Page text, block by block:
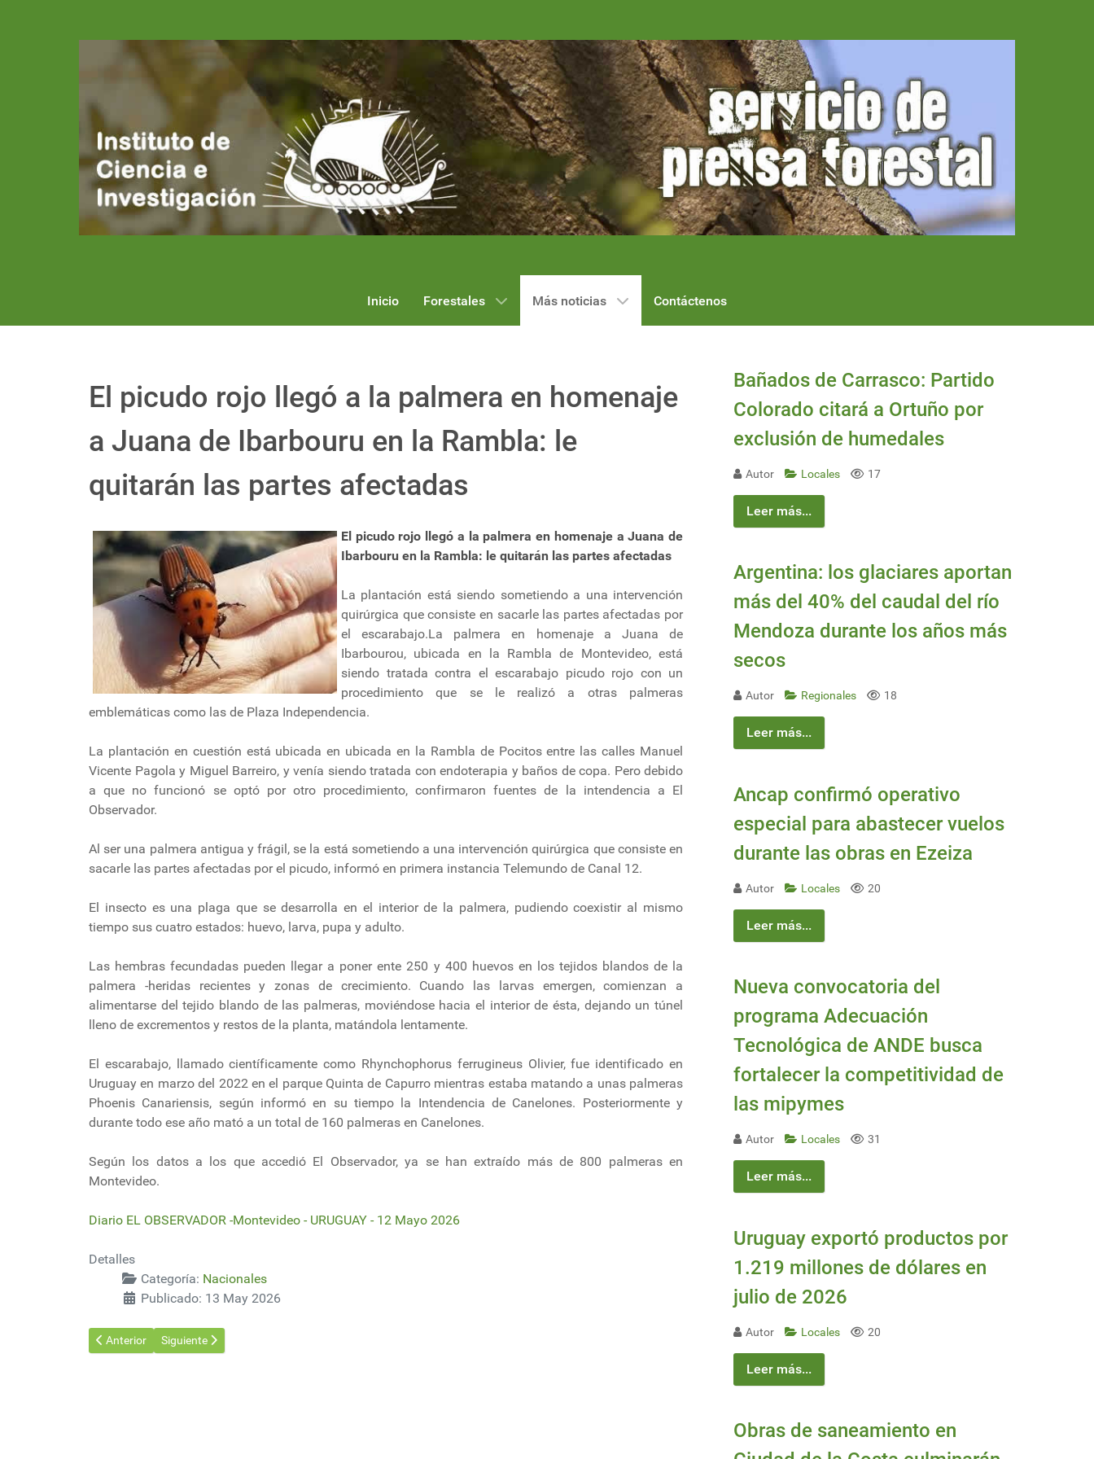
Inicio Forestales Más noticias Contáctenos
El picudo rojo llegó a la palmera en homenaje
a Juana de Ibarbouru en la Rambla: le
quitarán las partes afectadas
El picudo rojo llegó a la palmera en homenaje a Juana de
Ibarbouru en la Rambla: le quitarán las partes afectadas
La plantación está siendo sometiendo a una intervención
quirúrgica que consiste en sacarle las partes afectadas por
el escarabajo.La palmera en homenaje a Juana de
Ibarbourou, ubicada en la Rambla de Montevideo, está
siendo tratada contra el escarabajo picudo rojo con un
procedimiento que se le realizó a otras palmeras
emblemáticas como las de Plaza Independencia.
La plantación en cuestión está ubicada en ubicada en la Rambla de Pocitos entre las calles Manuel
Vicente Pagola y Miguel Barreiro, y venía siendo tratada con endoterapia y baños de copa. Pero debido
a que no funcionó se optó por otro procedimiento, confirmaron fuentes de la intendencia a El
Observador.
Al ser una palmera antigua y frágil, se la está sometiendo a una intervención quirúrgica que consiste en
sacarle las partes afectadas por el picudo, informó en primera instancia Telemundo de Canal 12.
El insecto es una plaga que se desarrolla en el interior de la palmera, pudiendo coexistir al mismo
tiempo sus cuatro estados: huevo, larva, pupa y adulto.
Las hembras fecundadas pueden llegar a poner ente 250 y 400 huevos en los tejidos blandos de la
palmera -heridas recientes y zonas de crecimiento. Cuando las larvas emergen, comienzan a
alimentarse del tejido blando de las palmeras, moviéndose hacia el interior de ésta, dejando un túnel
lleno de excrementos y restos de la planta, matándola lentamente.
El escarabajo, llamado científicamente como Rhynchophorus ferrugineus Olivier, fue identificado en
Uruguay en marzo del 2022 en el parque Quinta de Capurro mientras estaba matando a unas palmeras
Phoenis Canariensis, según informó en su tiempo la Intendencia de Canelones. Posteriormente y
durante todo ese año mató a un total de 160 palmeras en Canelones.
Según los datos a los que accedió El Observador, ya se han extraído más de 800 palmeras en
Montevideo.
Diario EL OBSERVADOR -Montevideo - URUGUAY - 12 Mayo 2026
Detalles
Categoría: Nacionales
Publicado: 13 May 2026
Artículo anterior: Ing. Rovella: “Hay que evaluar las alternativas de los cultivos de invierno y tomarlas como opciones”
Anterior Artículo siguiente: Plan Agropecuario: bocopa pone en riesgo al rodeo en otoño.
Siguiente
Bañados de Carrasco: Partido
Colorado citará a Ortuño por
exclusión de humedales
Autor Locales 17
Leer más...
Argentina: los glaciares aportan
más del 40% del caudal del río
Mendoza durante los años más
secos
Autor Regionales 18
Leer más...
Ancap confirmó operativo
especial para abastecer vuelos
durante las obras en Ezeiza
Autor Locales 20
Leer más...
Nueva convocatoria del
programa Adecuación
Tecnológica de ANDE busca
fortalecer la competitividad de
las mipymes
Autor Locales 31
Leer más...
Uruguay exportó productos por
1.219 millones de dólares en
julio de 2026
Autor Locales 20
Leer más...
Obras de saneamiento en